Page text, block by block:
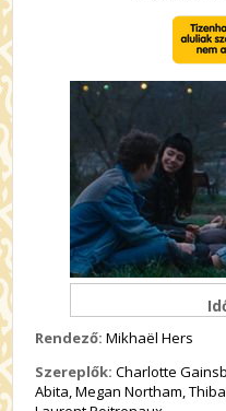
Rendező: Mikhaël Hers
Szereplők: Charlotte
Abita, Megan Northam,